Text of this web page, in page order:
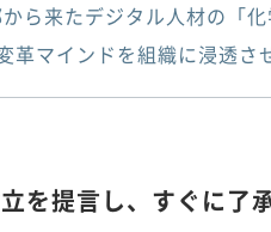
ら来たデジタル人材の「
革マインドを組織に浸透さ
を提言し、すぐに了